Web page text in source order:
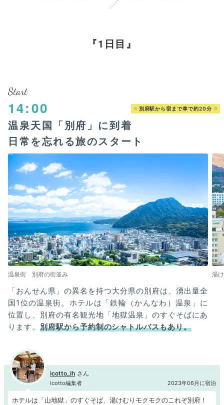
1日目
Start
14:00 別府駅から宿まで車で約20分
温泉天国「別府」に到着
日常を忘れる旅のスタート
温泉街 別府の街並み 湯
「おんせん県」の異名を持つ大分県の別府は、湧出量全
国1位の温泉街。ホテルは「鉄輪（かんなわ）温泉」に
位置し、別府の有名観光地「地獄温泉」のすぐそばにあ
ります。 別府駅から予約制のシャトルバスもあり。
icotto_ih
icotto編集者 2023年06月に宿泊
ホテルは「山地獄」のすぐそば、湯けむりモクモクのこれぞ別府！